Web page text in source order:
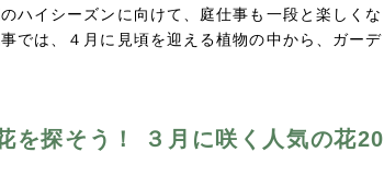
ハイシーズンに向けて、庭仕事も一段と楽しくな
では、４月に見頃を迎える植物の中から、ガーデ
を探そう！ ３月に咲く人気の花20